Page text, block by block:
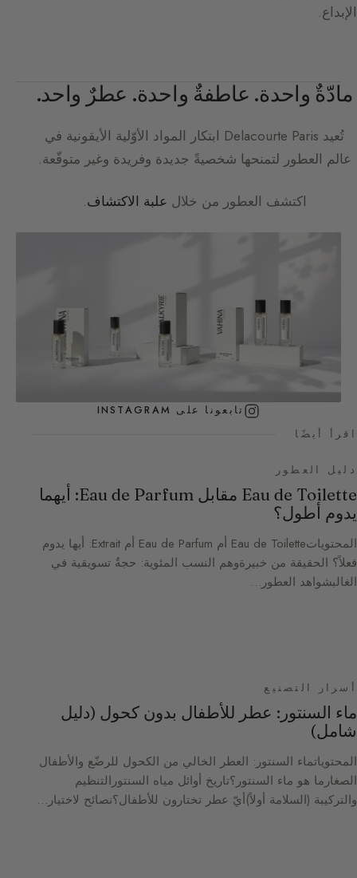
الإبداع.
مادّةٌ واحدة. عاطفةٌ واحدة. عطرٌ واحد.
تُعيد Delacourte Paris ابتكار المواد الأوّلية الأيقونية في
عالم العطور لتمنحها شخصيةً جديدة وفريدة وغير متوقّعة.
اكتشف العطور من خلال علبة الاكتشاف.
تابعونا على INSTAGRAM
اقرأ أيضًا
دليل العطور
Eau de Toilette مقابل Eau de Parfum: أيهما
يدوم أطول؟
المحتوياتEau de Toilette أم Eau de Parfum أم Extrait: أيها يدوم
فعلاً؟ الحقيقة من خبيرةوهم النسب المئوية: حجةٌ تسويقية في
الغالبشواهد العطور…
أسرار التصنيع
ماء السنتور: عطر للأطفال بدون كحول (دليل
شامل)
المحتوياتماء السنتور: العطر الخالي من الكحول للرضّع والأطفال
الصغارما هو ماء السنتور؟تاريخ أوائل مياه السنتورالتنظيم
والتركيبة (السلامة أولاً)أيّ عطر تختارون للأطفال؟نصائح لاختيار…